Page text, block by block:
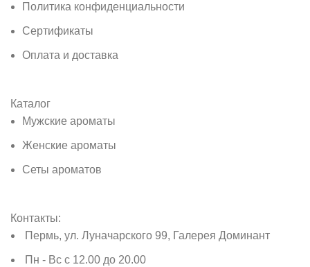
Политика конфиденциальности
Сертификаты
Оплата и доставка
Каталог
Мужские ароматы
Женские ароматы
Сеты ароматов
Контакты:
Пермь, ул. Луначарского 99, Галерея Доминант
Пн - Вс с 12.00 до 20.00